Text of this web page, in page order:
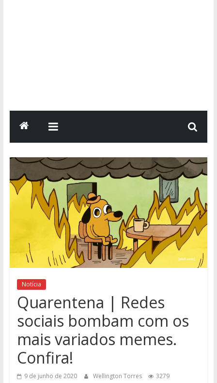
Notícia
Quarentena | Redes
sociais bombam com os
mais variados memes.
Confira!
9 de junho de 2020 Wellington Torres
3279